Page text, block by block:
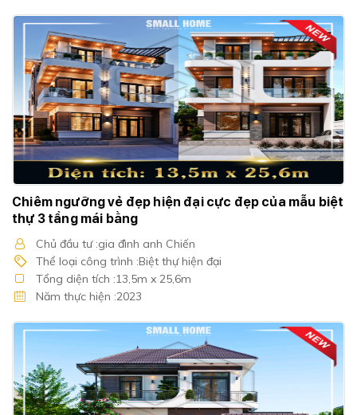
Chiêm ngưỡng vẻ đẹp hiện đại cực đẹp của mẫu biệt
thự 3 tầng mái bằng
Chủ đầu tư :gia đình anh Chiến
Thể loại công trình :Biệt thự hiện đại
Tổng diện tích :13,5m x 25,6m
Năm thực hiện :2023